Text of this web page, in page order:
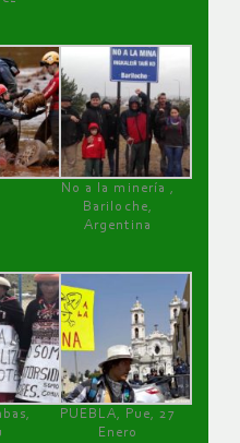
No a la minería ,
Bariloche,
Argentina
PUEBLA, Pue, 27
Enero